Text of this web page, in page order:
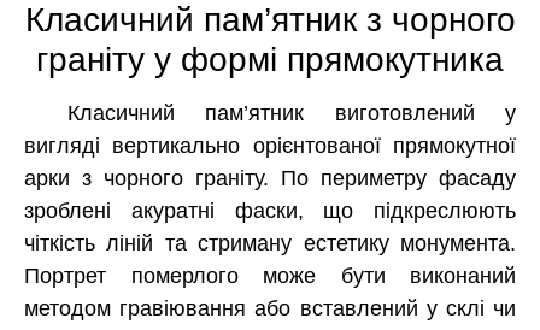
Класичний пам’ятник з чорного
граніту у формі прямокутника
Класичний пам’ятник виготовлений у
вигляді вертикально орієнтованої прямокутної
арки з чорного граніту. По периметру фасаду
зроблені акуратні фаски, що підкреслюють
чіткість ліній та стриману естетику монумента.
Портрет померлого може бути виконаний
методом гравіювання або вставлений у склі чи